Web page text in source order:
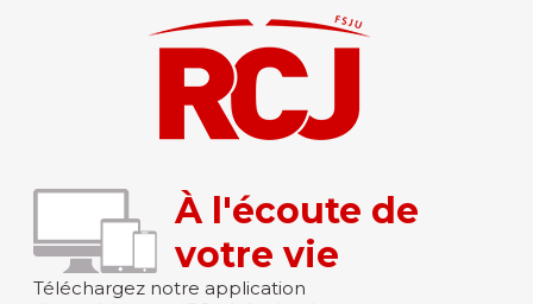
À l'écoute de
votre vie
Téléchargez notre application